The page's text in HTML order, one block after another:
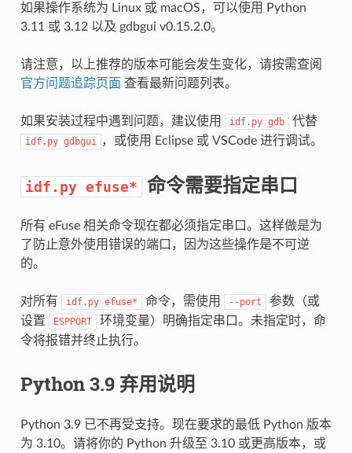
如果操作系统为 Linux 或 macOS，可以使用 Python
3.11 或 3.12 以及 gdbgui v0.15.2.0。
请注意，以上推荐的版本可能会发生变化，请按需查阅
官方问题追踪页面 查看最新问题列表。
如果安装过程中遇到问题，建议使用 idf.py gdb 代替
idf.py gdbgui ，或使用 Eclipse 或 VSCode 进行调试。
idf.py efuse* 命令需要指定串口
所有 eFuse 相关命令现在都必须指定串口。这样做是为
了防止意外使用错误的端口，因为这些操作是不可逆
的。
对所有 idf.py efuse* 命令，需使用 --port
参数（或
设置
ESPPORT
环境变量）明确指定串口。未指定时，命
令将报错并终止执行。
Python 3.9 弃用说明
Python 3.9 已不再受支持。现在要求的最低 Python 版本
为 3.10。请将你的 Python 升级至 3.10 或更高版本，或